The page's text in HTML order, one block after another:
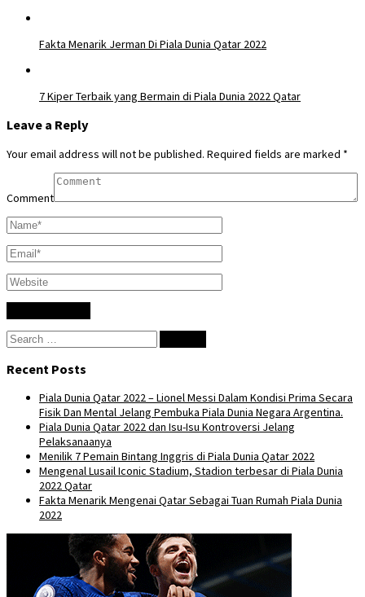
Fakta Menarik Jerman Di Piala Dunia Qatar 2022
7 Kiper Terbaik yang Bermain di Piala Dunia 2022 Qatar
Leave a Reply
Your email address will not be published. Required fields are marked *
Comment
Search
for:
Recent Posts
Piala Dunia Qatar 2022 – Lionel Messi Dalam Kondisi Prima Secara
Fisik Dan Mental Jelang Pembuka Piala Dunia Negara Argentina.
Piala Dunia Qatar 2022 dan Isu-Isu Kontroversi Jelang
Pelaksanaanya
Menilik 7 Pemain Bintang Inggris di Piala Dunia Qatar 2022
Mengenal Lusail Iconic Stadium, Stadion terbesar di Piala Dunia
2022 Qatar
Fakta Menarik Mengenai Qatar Sebagai Tuan Rumah Piala Dunia
2022